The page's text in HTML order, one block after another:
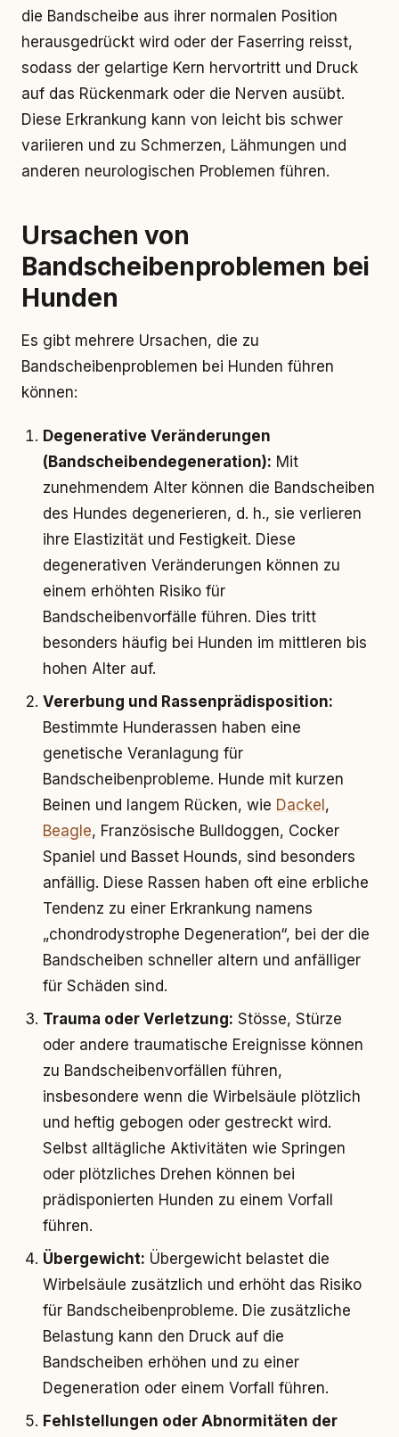
die Bandscheibe aus ihrer normalen Position
herausgedrückt wird oder der Faserring reisst,
sodass der gelartige Kern hervortritt und Druck
auf das Rückenmark oder die Nerven ausübt.
Diese Erkrankung kann von leicht bis schwer
variieren und zu Schmerzen, Lähmungen und
anderen neurologischen Problemen führen.
Ursachen von
Bandscheibenproblemen bei
Hunden
Es gibt mehrere Ursachen, die zu
Bandscheibenproblemen bei Hunden führen
können:
Degenerative Veränderungen
(Bandscheibendegeneration): Mit
zunehmendem Alter können die Bandscheiben
des Hundes degenerieren, d. h., sie verlieren
ihre Elastizität und Festigkeit. Diese
degenerativen Veränderungen können zu
einem erhöhten Risiko für
Bandscheibenvorfälle führen. Dies tritt
besonders häufig bei Hunden im mittleren bis
hohen Alter auf.
Vererbung und Rassenprädisposition:
Bestimmte Hunderassen haben eine
genetische Veranlagung für
Bandscheibenprobleme. Hunde mit kurzen
Beinen und langem Rücken, wie Dackel ,
Beagle, Französische Bulldoggen, Cocker
Spaniel und Basset Hounds, sind besonders
anfällig. Diese Rassen haben oft eine erbliche
Tendenz zu einer Erkrankung namens
„chondrodystrophe Degeneration“, bei der die
Bandscheiben schneller altern und anfälliger
für Schäden sind.
Trauma oder Verletzung: Stösse, Stürze
oder andere traumatische Ereignisse können
zu Bandscheibenvorfällen führen,
insbesondere wenn die Wirbelsäule plötzlich
und heftig gebogen oder gestreckt wird.
Selbst alltägliche Aktivitäten wie Springen
oder plötzliches Drehen können bei
prädisponierten Hunden zu einem Vorfall
führen.
Übergewicht: Übergewicht belastet die
Wirbelsäule zusätzlich und erhöht das Risiko
für Bandscheibenprobleme. Die zusätzliche
Belastung kann den Druck auf die
Bandscheiben erhöhen und zu einer
Degeneration oder einem Vorfall führen.
Fehlstellungen oder Abnormitäten der